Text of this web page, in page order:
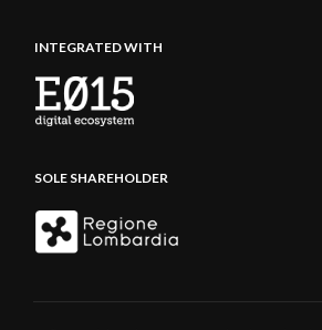
INTEGRATED WITH
SOLE SHAREHOLDER